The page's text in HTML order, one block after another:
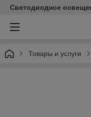
Светодиодное
Товары и услуги